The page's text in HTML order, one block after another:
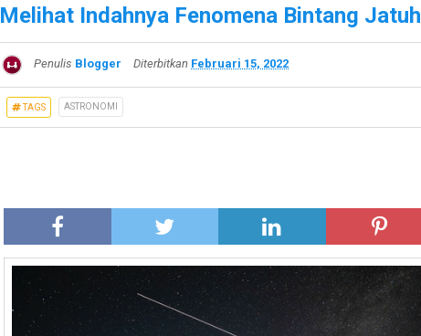
Melihat Indahnya Fenomena Bintang Jatuh
Penulis Blogger Diterbitkan Februari 15, 2022
TAGS ASTRONOMI